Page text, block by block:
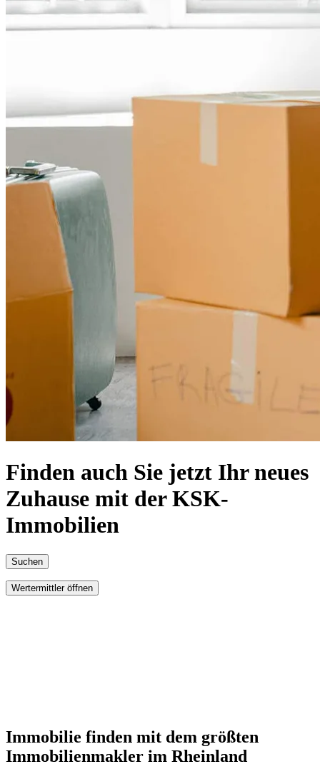
Finden auch Sie jetzt Ihr neues
Zuhause mit der KSK-
Immobilien
Suchen
Wertermittler öffnen
Immobilie finden mit dem größten
Immobilienmakler im Rheinland